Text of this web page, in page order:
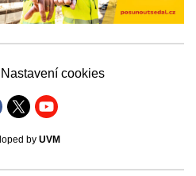
Nastavení cookies
by UVM